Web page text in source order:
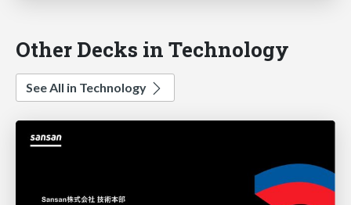
Other Decks in Technology
See All in Technology